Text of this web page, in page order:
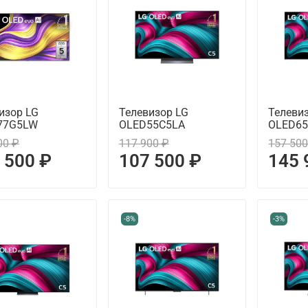
LG
₽
500 ₽
Телевизор LG
OLED55C5LA
117 900 ₽
107 500 ₽
157
145
-8% -3%